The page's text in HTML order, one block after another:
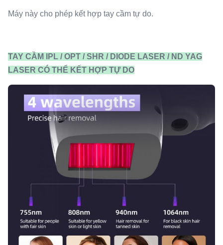
Máy này cho phép kết hợp tay cầm tự do.
TAY CẦM IPL / OPT / SHR / DIODE LASER / ND YAG
LASER CÓ THỂ KẾT HỢP TỰ DO